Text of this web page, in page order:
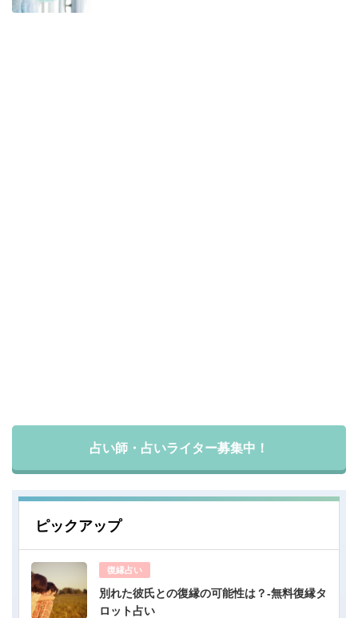
占い師・占いライター募集中！
ピックアップ
復縁占い
別れた彼氏との復縁の可能性は？-無料復縁タ
ロット占い